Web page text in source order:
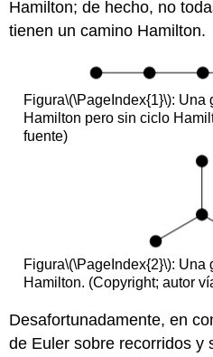
Hamilton; de hecho, no
tienen un camino Hamilton.
Figura\(\PageIndex{1}\): Una
Hamilton pero sin ciclo
fuente)
Figura\(\PageIndex{2}\): Una
Hamilton. (Copyright; autor
Desafortunadamente, en
de Euler sobre recorridos y